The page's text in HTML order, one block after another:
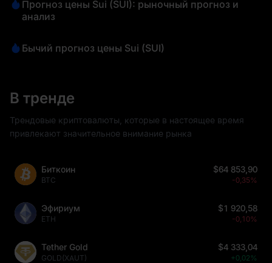
Прогноз цены Sui (SUI): рыночный прогноз и
анализ
Бычий прогноз цены Sui (SUI)
В тренде
Трендовые криптовалюты, которые в настоящее время
привлекают значительное внимание рынка
Биткоин
BTC
$64 853,90
-0,35%
Эфириум
ETH
$1 920,58
-0,10%
Tether Gold
GOLD(XAUT)
$4 333,04
+0,02%